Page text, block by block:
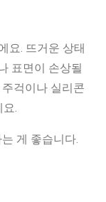
요. 뜨거운 상태
표면이 손상될
걱이나 실리콘
.
게 좋습니다.